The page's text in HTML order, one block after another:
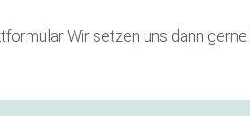
Wir setzen uns dann